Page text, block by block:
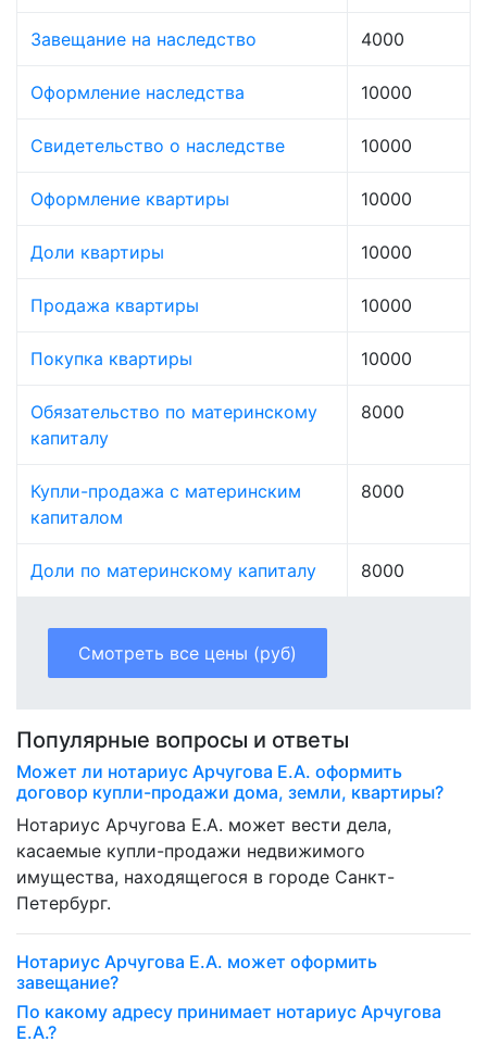
Завещание на наследство 4000
Оформление наследства 10000
Свидетельство о наследстве 10000
Оформление квартиры 10000
Доли квартиры 10000
Продажа квартиры 10000
Покупка квартиры 10000
Обязательство по материнскому
капиталу
8000
Купли-продажа с материнским
капиталом
8000
Доли по материнскому капиталу 8000
Смотреть все цены (руб)
Популярные вопросы и ответы
Может ли нотариус Арчугова Е.А. оформить
договор купли-продажи дома, земли, квартиры?
Нотариус Арчугова Е.А. может вести дела,
касаемые купли-продажи недвижимого
имущества, находящегося в городе Санкт-
Петербург.
Нотариус Арчугова Е.А. может оформить
завещание?
По какому адресу принимает нотариус Арчугова
Е.А.?